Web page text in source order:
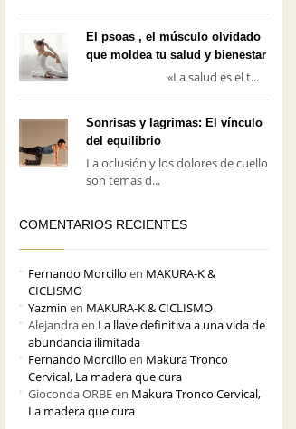
El psoas , el músculo olvidado
que moldea tu salud y bienestar
«La salud es el t...
Sonrisas y lagrimas: El vínculo
del equilibrio
La oclusión y los dolores de cuello
son temas d...
COMENTARIOS RECIENTES
Fernando Morcillo en MAKURA-K &
CICLISMO
Yazmin en MAKURA-K & CICLISMO
Alejandraen La llave definitiva a una vida de
abundancia ilimitada
Fernando Morcillo en Makura Tronco
Cervical, La madera que cura
Gioconda ORBEen Makura Tronco Cervical,
La madera que cura